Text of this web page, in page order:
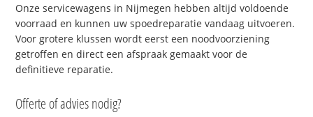
Onze servicewagens in Nijmegen hebben altijd voldoende
voorraad en kunnen uw spoedreparatie vandaag uitvoeren.
Voor grotere klussen wordt eerst een noodvoorziening
getroffen en direct een afspraak gemaakt voor de
definitieve reparatie.
Offerte of advies nodig?